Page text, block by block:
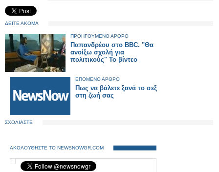
ΔΕΙΤΕ ΑΚΟΜΑ
ΠΡΟΗΓΟΥΜΕΝΟ ΑΡΘΡΟ
Παπανδρέου στο BBC. "Θα
ανοίξω σχολή για
πολιτικούς" Το βίντεο
ΕΠΟΜΕΝΟ ΑΡΘΡΟ
Πως να βάλετε ξανά το σεξ
στη ζωή σας
ΣΧΟΛΙΑΣΤΕ
ΑΚΟΛΟΥΘΗΣΤΕ ΤΟ NEWSNOWGR.COM